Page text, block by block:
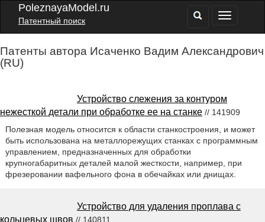
PoleznayaModel.ru
Патентный поиск
Патенты автора Исаченко Вадим Александрович
(RU)
Устройство слежения за контуром
нежесткой детали при обработке ее на станке // 141909
Полезная модель относится к области станкостроения, и может
быть использована на металлорежущих станках с программным
управлением, предназначенных для обработки
крупногабаритных деталей малой жесткости, например, при
фрезеровании вафельного фона в обечайках или днищах.
Устройство для удаления проплава с
кольцевых швов // 140811